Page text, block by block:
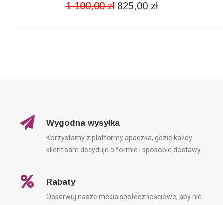
Nie
1 100,00zł 825,00 zł
Wygodna wysyłka
Korzystamy z platformy apaczka, gdzie każdy
klient sam decyduje o formie i sposobie dostawy.
Rabaty
Obserwuj nasze media społecznościowe, aby nie